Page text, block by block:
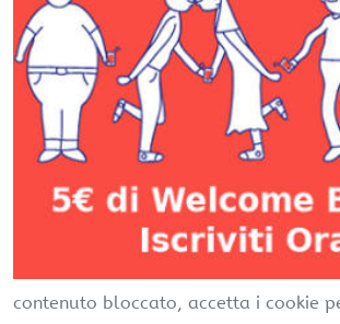
contenuto bloccato, accetta i cookie